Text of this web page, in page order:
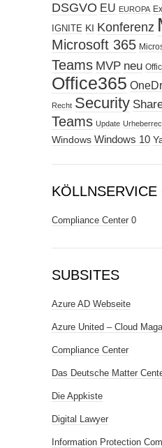
DSGVO EU EUROPA
IGNITE KI Konferenz
Microsoft 365
Teams MVP neu
Office365
Recht Security
Teams Update
Windows Windows 10
KÖLLNSERVICE
Compliance Center 0
SUBSITES
Azure AD Webseite
Azure United – Cloud
Compliance Center
Das Deutsche Matter
Die Appkiste
Digital Lawyer
Information Protection